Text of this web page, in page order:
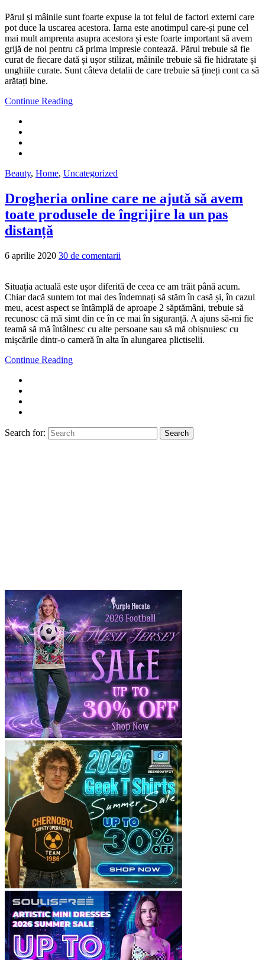
Părul și mâinile sunt foarte expuse la tot felul de factori externi care
pot duce la uscarea acestora. Iarna este anotimpul care-și pune cel
mai mult amprenta asupra acestora și este foarte important să avem
grijă de noi pentru că prima impresie contează. Părul trebuie să fie
curat de fiecare dată și ușor stilizat, mâinile trebuie să fie hidratate și
unghiile curate. Sunt câteva detalii de care trebuie să țineți cont ca să
arătați bine.
Continue Reading
Beauty, Home, Uncategorized
Drogheria online care ne ajută să avem
toate produsele de îngrijire la un pas
distanță
6 aprilie 2020 30 de comentarii
Situația actuală este ușor diferită de ceea ce am trăit până acum.
Chiar dacă suntem tot mai des îndemnați să stăm în casă și, în cazul
meu, acest aspect se întâmplă de aproape 2 săptămâni, trebuie să
recunosc că mă simt din ce în ce mai în siguranță. A ajuns să-mi fie
teamă să mă întâlnesc cu alte persoane sau să mă obișnuiesc cu
mișcările dintr-o cameră în alta în alungarea plictiselii.
Continue Reading
Search for: Search